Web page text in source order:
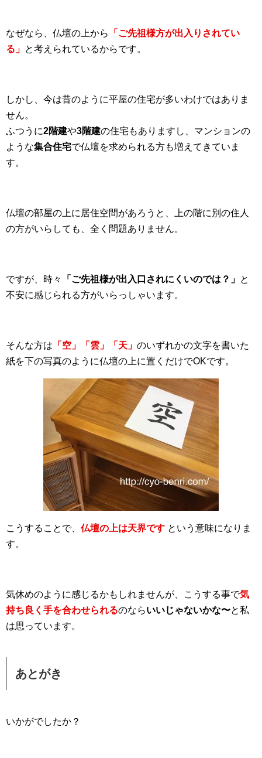
なぜなら、仏壇の上から
「ご先祖様方が出入りされてい
る」 と考えられているからです。
しかし、今は昔のように平屋の住宅が多いわけではありま
せん。
ふつうに2階建や3階建の住宅もありますし、マンションの
ような集合住宅で仏壇を求められる方も増えてきていま
す。
仏壇の部屋の上に居住空間があろうと、上の階に別の住人
の方がいらしても、全く問題ありません。
ですが、時々 「ご先祖様が出入口されにくいのでは？」 と
不安に感じられる方がいらっしゃいます。
そんな方は 「空」「雲」「天」 のいずれかの文字を書いた
紙を下の写真のように仏壇の上に置くだけでOKです。
こうすることで、 仏壇の上は天界です という意味になりま
す。
気休めのように感じるかもしれませんが、こうする事で気
持ち良く手を合わせられるのならいいじゃないかな〜と私
は思っています。
あとがき
いかがでしたか？